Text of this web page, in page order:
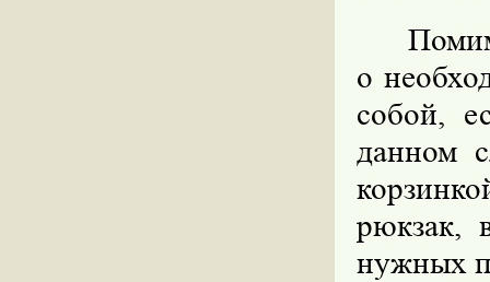
о
собой,
данном
рюкзак,
нужных